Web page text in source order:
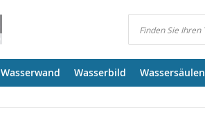
Suchen
Wasserwand Wasserbild Wassersäulen